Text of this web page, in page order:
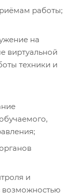
работы;
на
виртуальной
техники и
и